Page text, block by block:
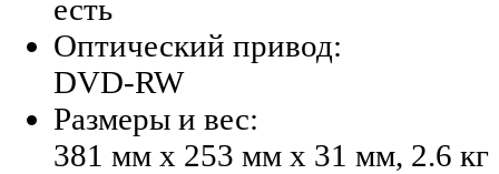
есть
Оптический привод:
DVD-RW
Размеры и вес:
381 мм x 253 мм x 31 мм, 2.6 кг